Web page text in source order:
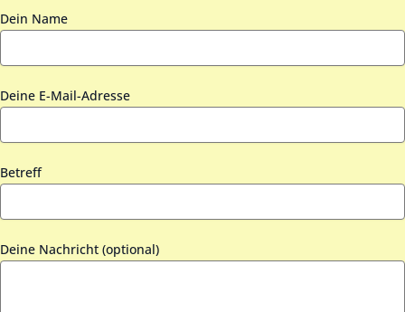
Dein Name
Deine E-Mail-Adresse
Betreff
Deine Nachricht (optional)